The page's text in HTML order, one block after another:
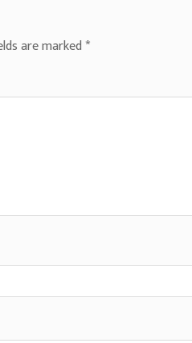
are marked*